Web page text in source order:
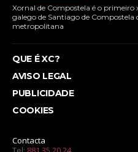
Xornal de Compostela é o primeiro
galego de Santiago de Compostela
metropolitana
QUE É XC?
AVISO LEGAL
PUBLICIDADE
COOKIES
Contacta